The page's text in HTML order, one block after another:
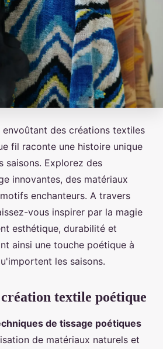
des créations textiles
fil raconte une histoire unique
saisons. Explorez des
innovantes, des matériaux
enchanteurs. A travers
vous inspirer par la magie
esthétique, durabilité et
ainsi une touche poétique à
les saisons.
textile poétique
de tissage poétiques
de matériaux naturels et